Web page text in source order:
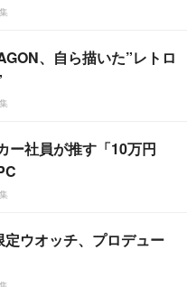
、自ら描いた”レトロ
ー社員が推す「10万円
定ウオッチ、プロデュー